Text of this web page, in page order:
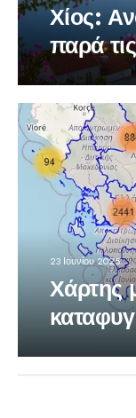
Χίος:
παρά
23 Ιουνίου 2025
Χάρτης
ανάγκης